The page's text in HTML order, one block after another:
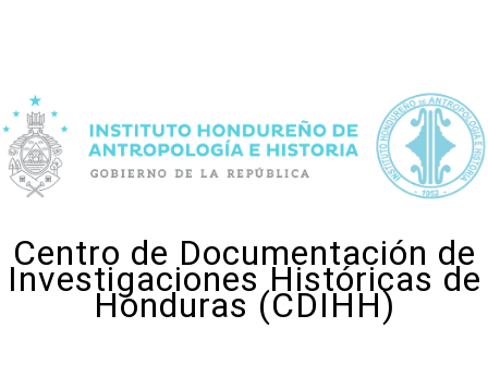
Centro de Documentación de
Investigaciones Históricas de
Honduras (CDIHH)